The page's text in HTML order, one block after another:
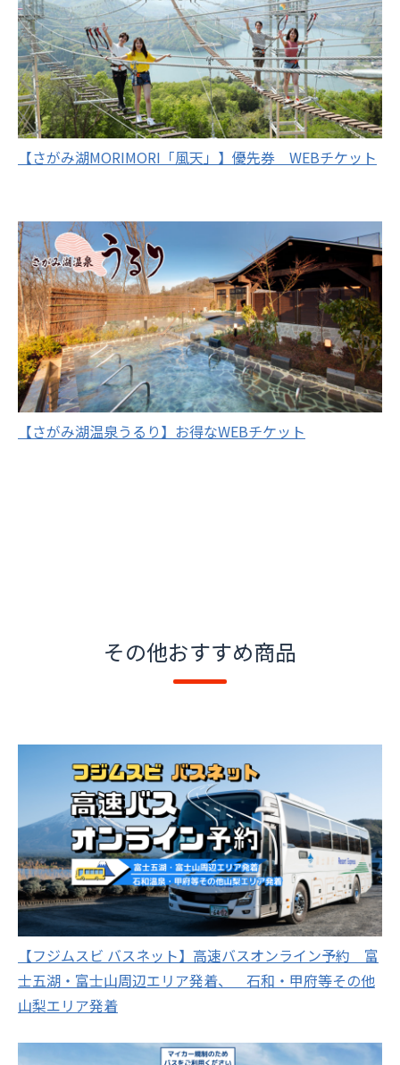
【さがみ湖MORIMORI「風天」】優先券 WEBチケット
【さがみ湖温泉うるり】お得なWEBチケット
その他おすすめ商品
【フジムスビ バスネット】高速バスオンライン予約 富
士五湖・富士山周辺エリア発着、 石和・甲府等その他
山梨エリア発着